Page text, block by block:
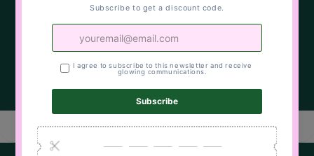
INGREDIENTI